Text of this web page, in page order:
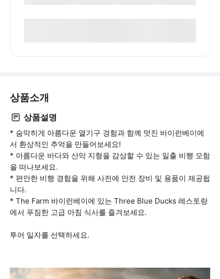
상품소개
상품설명
* 숨막히게 아름다운 열기구 경험과 함께 멋진 바이런베이에
서 환상적인 추억을 만들어보세요!
* 아름다운 바다와 산악 지형을 감상할 수 있는 일출 비행 모험
을 떠나보세요.
* 편안한 비행 경험을 위해 사전에 안전 장비 및 용품이 제공됩
니다.
* The Farm 바이런베이에 있는 Three Blue Ducks 레스토랑
에서 푸짐한 고급 아침 식사를 즐겨보세요.
투어 일자를 선택하세요.